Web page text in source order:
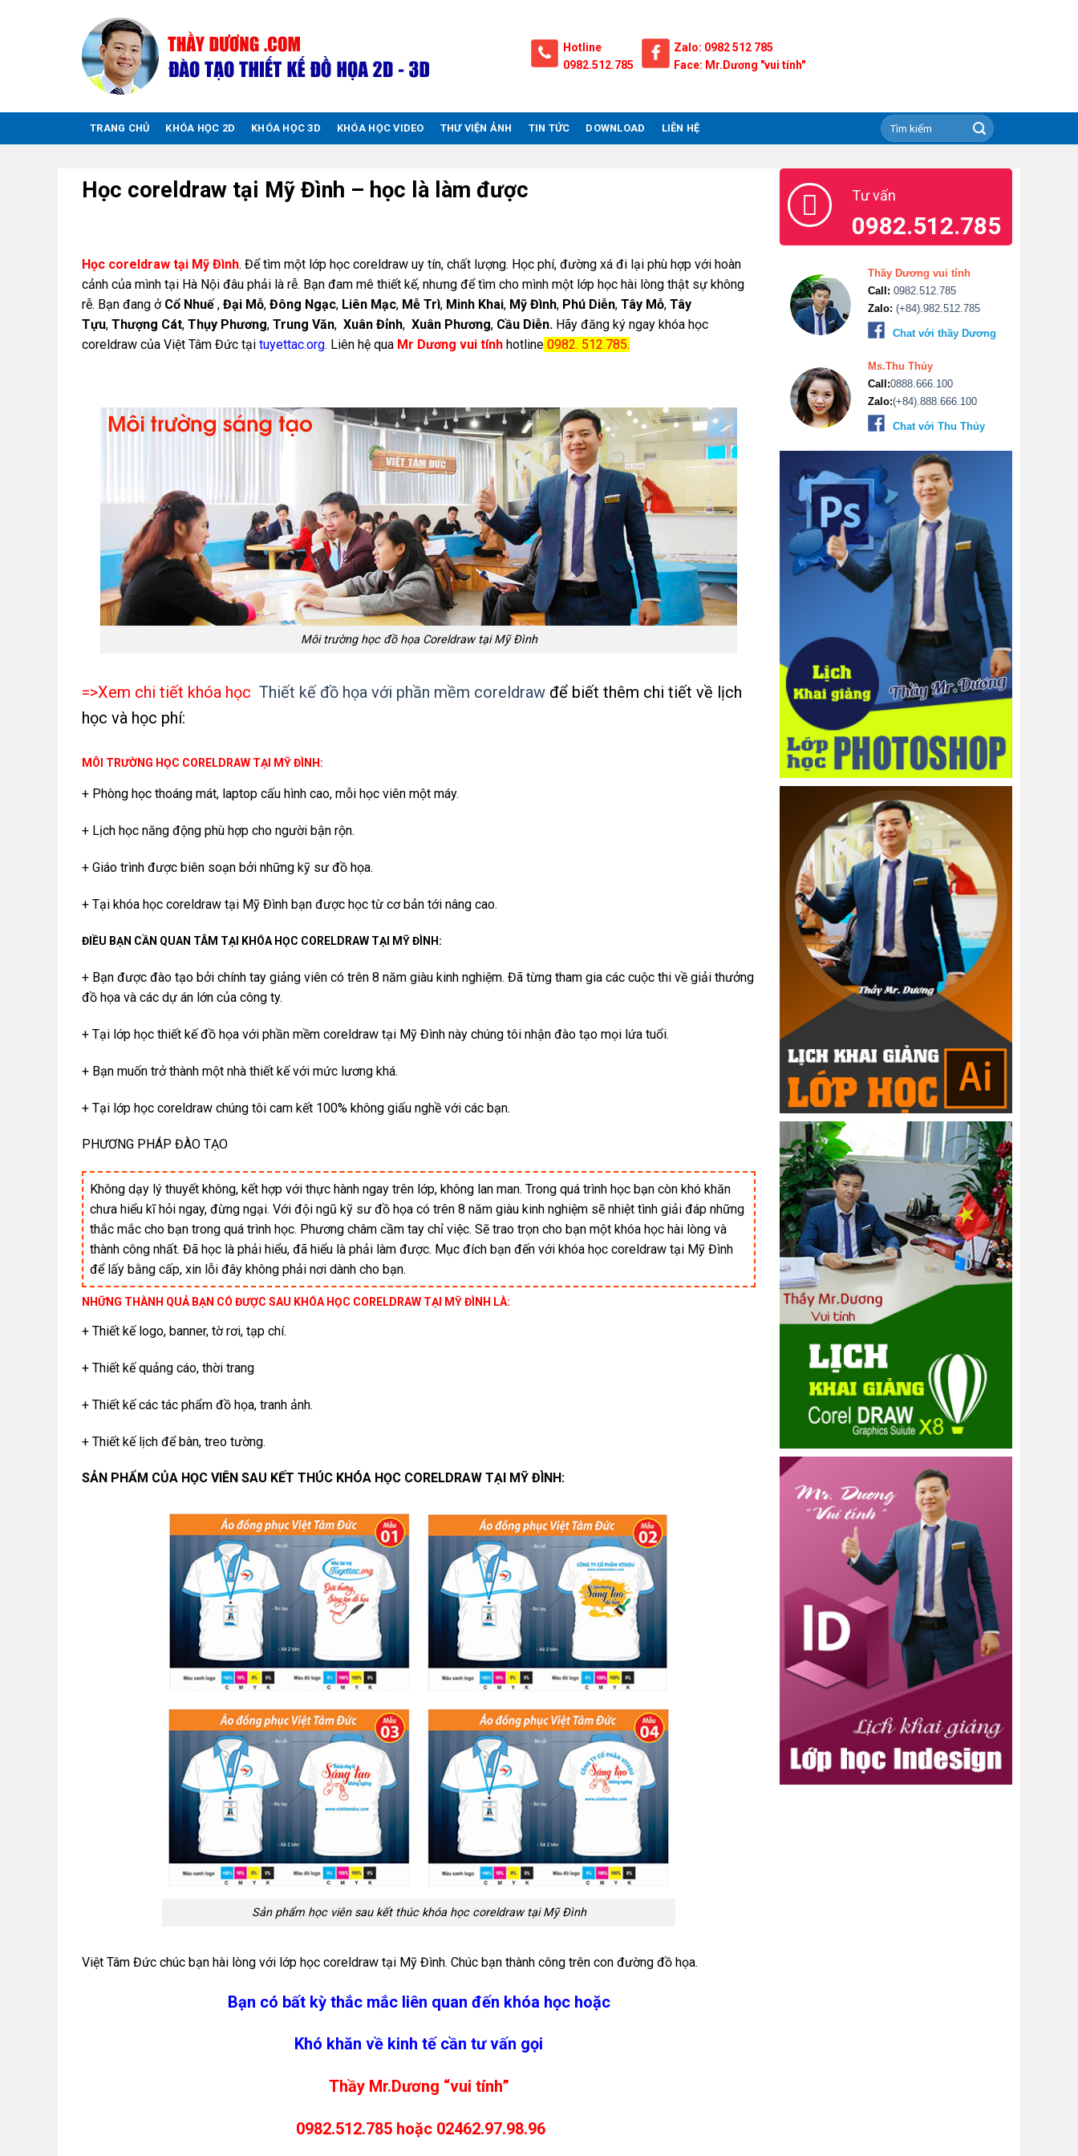
Hotline
0982.512.785
Zalo: 0982 512 785
Face: Mr.Dương "vui tính"
TRANG CHỦ KHÓA HỌC 2D KHÓA HỌC 3D KHÓA HỌC VIDEO THƯ VIỆN ẢNH TIN TỨC DOWNLOAD LIÊN HỆ
Học coreldraw tại Mỹ Đình – học là làm được
Học coreldraw tại Mỹ Đình. Để tìm một lớp học coreldraw uy tín, chất lượng. Học phí, đường xá đi lại phù hợp với hoàn
cảnh của mình tại Hà Nội đâu phải là rễ. Bạn đam mê thiết kế, nhưng để tìm cho mình một lớp học hài lòng thật sự không
rễ. Bạn đang ở Cổ Nhuế, Đại Mỗ, Đông Ngạc, Liên Mạc, Mễ Trì, Minh Khai, Mỹ Đình, Phú Diễn, Tây Mỗ, Tây
Tựu, Thượng Cát, Thụy Phương, Trung Văn, Xuân Đỉnh, Xuân Phương, Cầu Diễn. Hãy đăng ký ngay khóa học
coreldraw của Việt Tâm Đức tại tuyettac.org. Liên hệ qua Mr Dương vui tính hotline 0982. 512.785.
Môi trường học đồ họa Coreldraw tại Mỹ Đình
=>Xem chi tiết khóa học Thiết kế đồ họa với phần mềm coreldraw để biết thêm chi tiết về lịch
học và học phí:
MÔI TRƯỜNG HỌC CORELDRAW TẠI MỸ ĐÌNH:
+ Phòng học thoáng mát, laptop cấu hình cao, mỗi học viên một máy.
+ Lịch học năng động phù hợp cho người bận rộn.
+ Giáo trình được biên soạn bởi những kỹ sư đồ họa.
+ Tại khóa học coreldraw tại Mỹ Đình bạn được học từ cơ bản tới nâng cao.
ĐIỀU BẠN CẦN QUAN TÂM TẠI KHÓA HỌC CORELDRAW TẠI MỸ ĐÌNH:
+ Bạn được đào tạo bởi chính tay giảng viên có trên 8 năm giàu kinh nghiệm. Đã từng tham gia các cuộc thi về giải thưởng
đồ họa và các dự án lớn của công ty.
+ Tại lớp học thiết kế đồ họa với phần mềm coreldraw tại Mỹ Đình này chúng tôi nhận đào tạo mọi lứa tuổi.
+ Bạn muốn trở thành một nhà thiết kế với mức lương khá.
+ Tại lớp học coreldraw chúng tôi cam kết 100% không giấu nghề với các bạn.
PHƯƠNG PHÁP ĐÀO TẠO
Không dạy lý thuyết không, kết hợp với thực hành ngay trên lớp, không lan man. Trong quá trình học bạn còn khó khăn
chưa hiểu kĩ hỏi ngay, đừng ngại. Với đội ngũ kỹ sư đồ họa có trên 8 năm giàu kinh nghiệm sẽ nhiệt tình giải đáp những
thắc mắc cho bạn trong quá trình học. Phương châm cầm tay chỉ việc. Sẽ trao trọn cho bạn một khóa học hài lòng và
thành công nhất. Đã học là phải hiểu, đã hiểu là phải làm được. Mục đích bạn đến với khóa học coreldraw tại Mỹ Đình
để lấy bằng cấp, xin lỗi đây không phải nơi dành cho bạn.
NHỮNG THÀNH QUẢ BẠN CÓ ĐƯỢC SAU KHÓA HỌC CORELDRAW TẠI MỸ ĐÌNH LÀ:
+ Thiết kế logo, banner, tờ rơi, tạp chí.
+ Thiết kế quảng cáo, thời trang
+ Thiết kế các tác phẩm đồ họa, tranh ảnh.
+ Thiết kế lịch để bàn, treo tường.
SẢN PHẨM CỦA HỌC VIÊN SAU KẾT THÚC KHÓA HỌC CORELDRAW TẠI MỸ ĐÌNH:
Sản phẩm học viên sau kết thúc khóa học coreldraw tại Mỹ Đình
Việt Tâm Đức chúc bạn hài lòng với lớp học coreldraw tại Mỹ Đình. Chúc bạn thành công trên con đường đồ họa.
Bạn có bất kỳ thắc mắc liên quan đến khóa học hoặc
Khó khăn về kinh tế cần tư vấn gọi
Thầy Mr.Dương “vui tính”
0982.512.785 hoặc 02462.97.98.96
Tư vấn
0982.512.785
Thầy Dương vui tính
Call: 0982.512.785
Zalo: (+84).982.512.785
Chat với thầy Dương
Ms.Thu Thủy
Call:0888.666.100
Zalo:(+84).888.666.100
Chat với Thu Thủy